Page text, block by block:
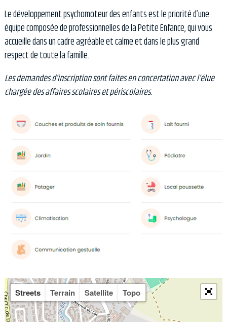
Le développement psychomoteur des enfants est le priorité d’une
équipe composée de professionnelles de la Petite Enfance, qui vous
accueille dans un cadre agréable et calme et dans le plus grand
respect de toute la famille.
Les demandes d’inscription sont faites en concertation avec l’élue
chargée des affaires scolaires et périscolaires.
Streets Terrain Satellite Topo